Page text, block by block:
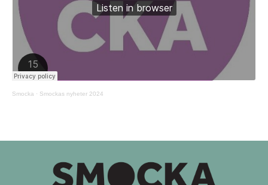
Smocka · Smockas nyheter 2024